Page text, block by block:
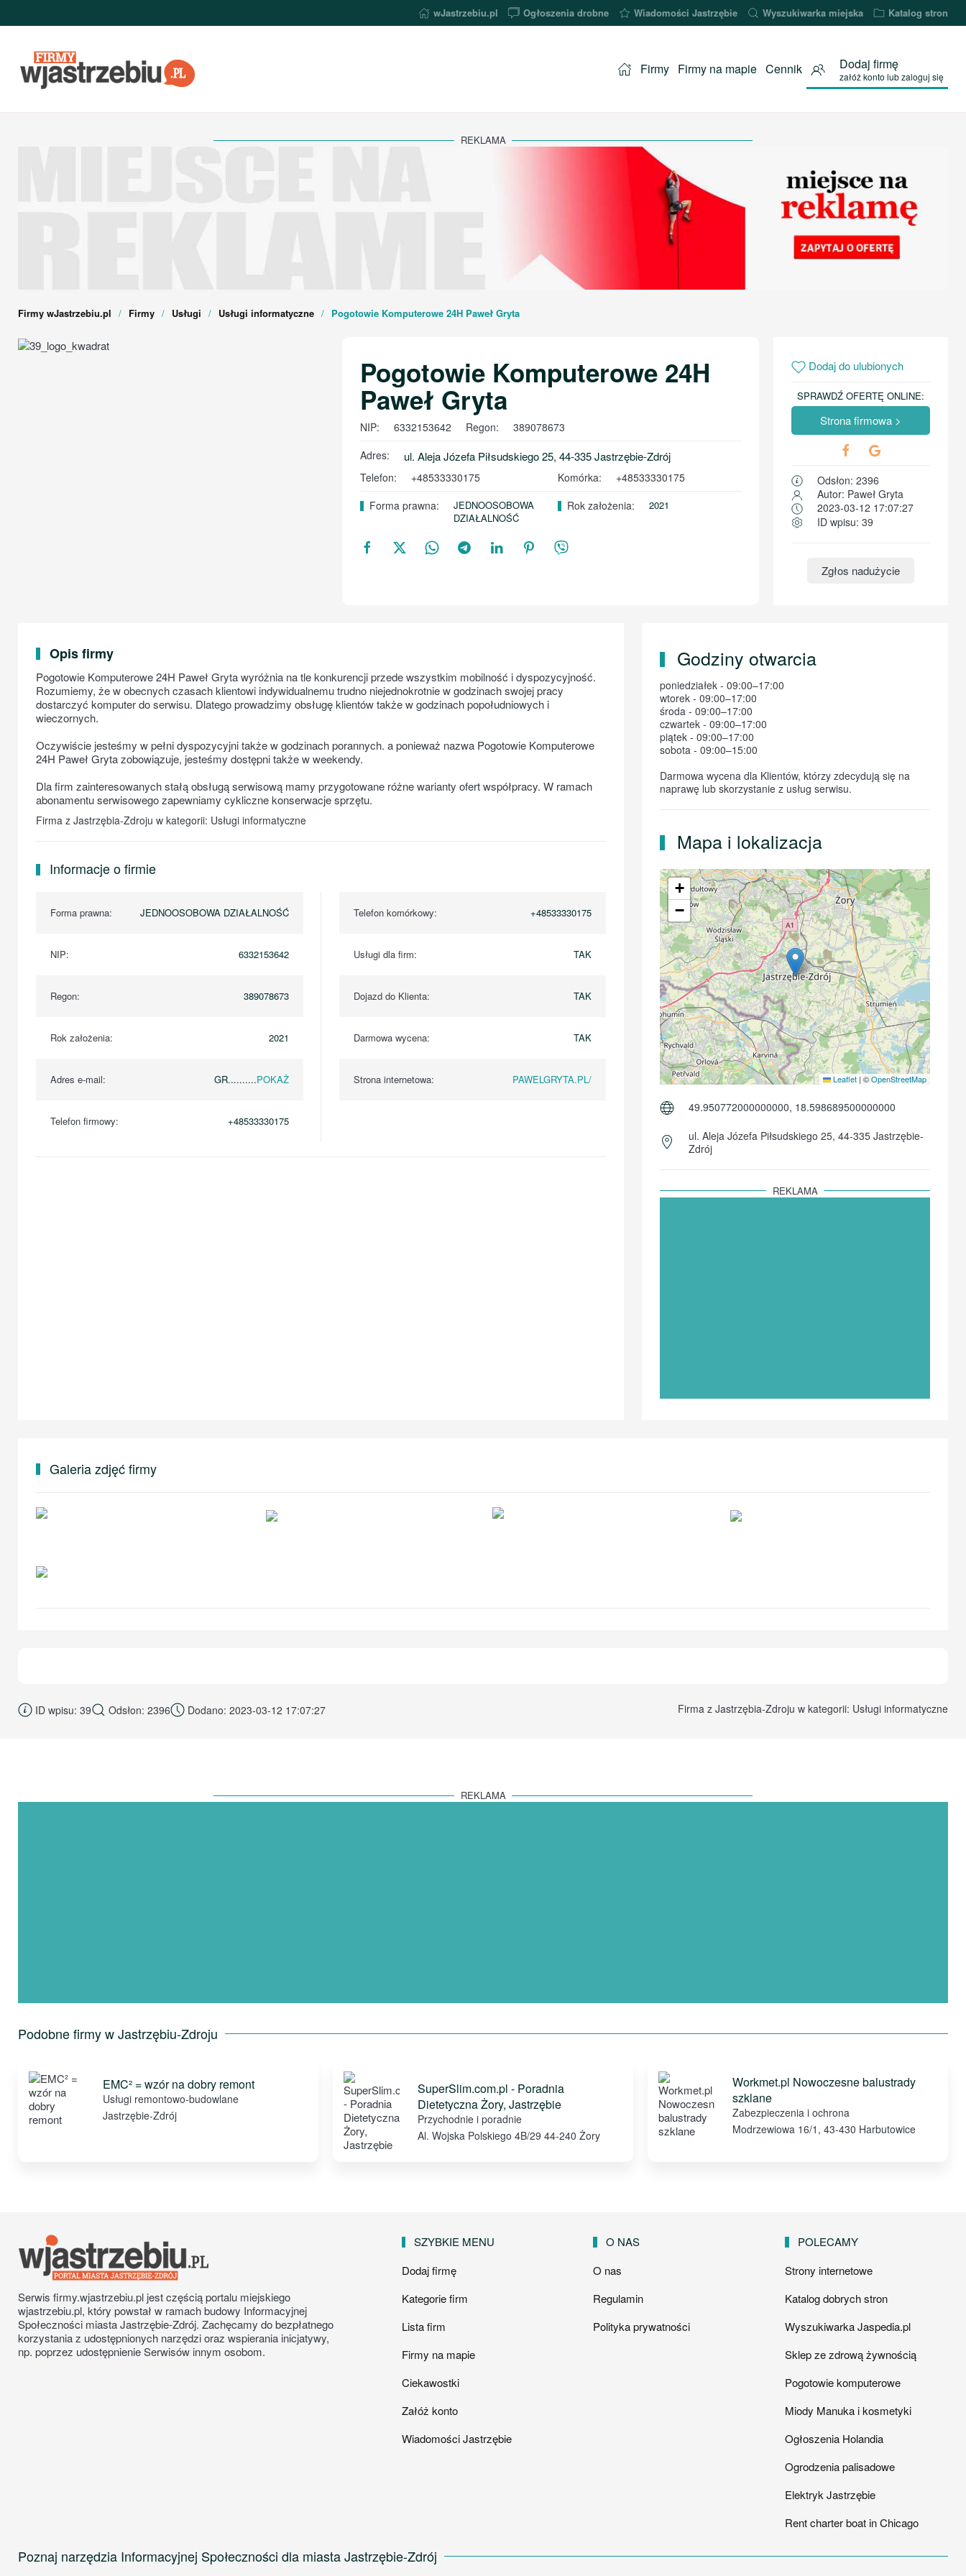
wJastrzebiu.pl Ogłoszenia drobne Wiadomości Jastrzębie Wyszukiwarka miejska Katalog stron
Firmy Firmy na mapie Cennik Dodaj firmę
załóż konto lub zaloguj się
REKLAMA
Firmy wJastrzebiu.pl Firmy Usługi Usługi informatyczne Pogotowie Komputerowe 24H Paweł Gryta
Pogotowie Komputerowe 24H
Paweł Gryta
NIP: 6332153642 Regon:
389078673
Adres:
ul. Aleja Józefa Piłsudskiego 25, 44-335 Jastrzębie-Zdrój
Telefon: +48533330175 Komórka:
+48533330175
Forma prawna:
JEDNOOSOBOWA
DZIAŁALNOŚĆ
Rok założenia: 2021
Dodaj do ulubionych
SPRAWDŹ OFERTĘ ONLINE:
Strona firmowa >
Odsłon: 2396
Autor: Paweł Gryta
2023-03-12 17:07:27
ID wpisu: 39
Zgłos nadużycie
Opis firmy
Pogotowie Komputerowe 24H Paweł Gryta wyróżnia na tle konkurencji przede wszystkim mobilność i dyspozycyjność.
Rozumiemy, że w obecnych czasach klientowi indywidualnemu trudno niejednokrotnie w godzinach swojej pracy
dostarczyć komputer do serwisu. Dlatego prowadzimy obsługę klientów także w godzinach popołudniowych i
wieczornych.
Oczywiście jesteśmy w pełni dyspozycyjni także w godzinach porannych. a ponieważ nazwa Pogotowie Komputerowe
24H Paweł Gryta zobowiązuje, jesteśmy dostępni także w weekendy.
Dla firm zainteresowanych stałą obsługą serwisową mamy przygotowane różne warianty ofert współpracy. W ramach
abonamentu serwisowego zapewniamy cykliczne konserwacje sprzętu.
Firma z Jastrzębia-Zdroju w kategorii: Usługi informatyczne
Informacje o firmie
Forma prawna: JEDNOOSOBOWA DZIAŁALNOŚĆ
NIP: 6332153642
Regon: 389078673
Rok założenia: 2021
Adres e-mail: GR..........POKAŻ
Telefon firmowy: +48533330175
Telefon komórkowy: +48533330175
Usługi dla firm: TAK
Dojazd do Klienta: TAK
Darmowa wycena: TAK
Strona internetowa: PAWELGRYTA.PL/
Godziny otwarcia
poniedziałek - 09:00–17:00
wtorek - 09:00–17:00
środa - 09:00–17:00
czwartek - 09:00–17:00
piątek - 09:00–17:00
sobota - 09:00–15:00
Darmowa wycena dla Klientów, którzy zdecydują się na
naprawę lub skorzystanie z usług serwisu.
Mapa i lokalizacja
+
−
Leaflet | ©OpenStreetMap
49.950772000000000, 18.598689500000000
ul. Aleja Józefa Piłsudskiego 25, 44-335 Jastrzębie-
Zdrój
REKLAMA
Galeria zdjęć firmy
ID wpisu: 39 Odsłon: 2396 Dodano: 2023-03-12 17:07:27 Firma z Jastrzębia-Zdroju w kategorii: Usługi informatyczne
REKLAMA
Podobne firmy w Jastrzębiu-Zdroju
EMC² = wzór na dobry remont
Usługi remontowo-budowlane
Jastrzębie-Zdrój
SuperSlim.com.pl - Poradnia
Dietetyczna Żory, Jastrzębie
Przychodnie i poradnie
Al. Wojska Polskiego 4B/29 44-240 Żory
Workmet.pl Nowoczesne balustrady
szklane
Zabezpieczenia i ochrona
Modrzewiowa 16/1, 43-430 Harbutowice
Serwis firmy.wjastrzebiu.pl jest częścią portalu miejskiego
wjastrzebiu.pl, który powstał w ramach budowy Informacyjnej
Społeczności miasta Jastrzębie-Zdrój. Zachęcamy do bezpłatnego
korzystania z udostępnionych narzędzi oraz wspierania inicjatywy,
np. poprzez udostępnienie Serwisów innym osobom.
SZYBKIE MENU
Dodaj firmę
Kategorie firm
Lista firm
Firmy na mapie
Ciekawostki
Załóż konto
Wiadomości Jastrzębie
O NAS
O nas
Regulamin
Polityka prywatności
POLECAMY
Strony internetowe
Katalog dobrych stron
Wyszukiwarka Jaspedia.pl
Sklep ze zdrową żywnością
Pogotowie komputerowe
Miody Manuka i kosmetyki
Ogłoszenia Holandia
Ogrodzenia palisadowe
Elektryk Jastrzębie
Rent charter boat in Chicago
Poznaj narzędzia Informacyjnej Społeczności dla miasta Jastrzębie-Zdrój